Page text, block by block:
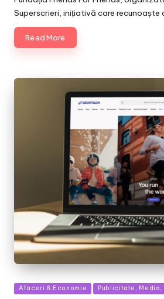
Superscrieri, inițiativă care recunoaște
Read More
Posted
Afaceri & Economie Publicitate, Media,